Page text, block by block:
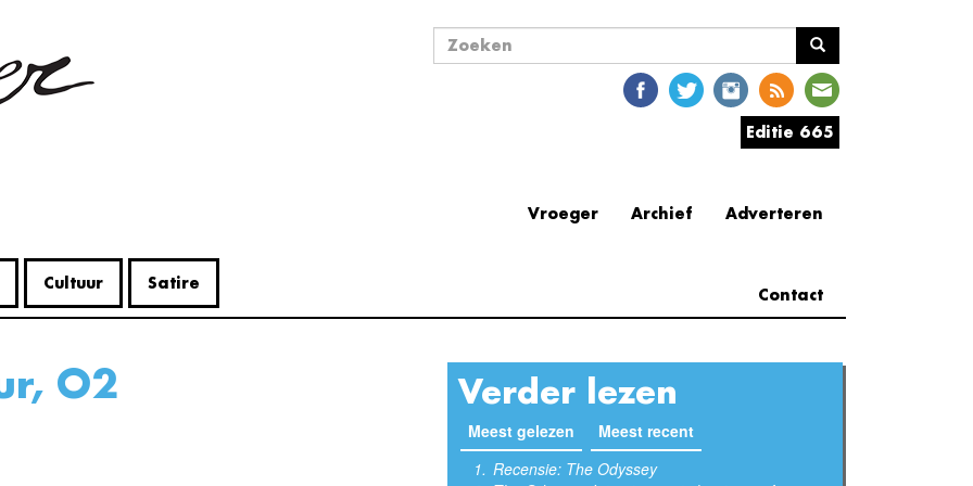
Cultuur Satire
Zoekveld
Editie 665
Adverteren
Archief
Vroeger
Contact
O2 Verder lezen
Meest gelezen (actieve tabblad)
Meest recent
Recensie: The Odyssey